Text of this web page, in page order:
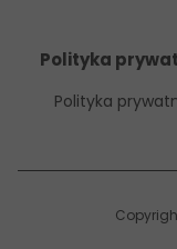
Polityka
Polityka